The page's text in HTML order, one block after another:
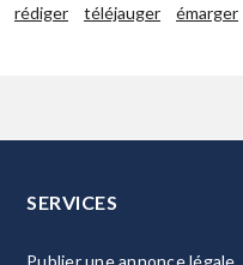
rédiger téléjauger émarger
SERVICES